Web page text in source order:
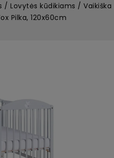
Lovytės kūdikiams
Vaikiška
Pilka, 120x60cm